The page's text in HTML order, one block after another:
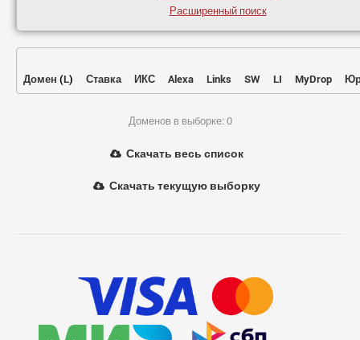
Расширенный поиск
Домен (L) Ставка ИКС Alexa Links SW LI MyDrop
Доменов в выборке: 0
Скачать весь список
Скачать текущую выборку